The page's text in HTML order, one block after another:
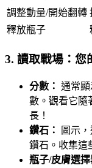
調整動量/開始翻轉
釋放瓶子
3. 讀取戰場：您
分數： 通常
數。觀看它隨
長！
鑽石：
圖示
鑽石。收集這
瓶子/皮膚選擇